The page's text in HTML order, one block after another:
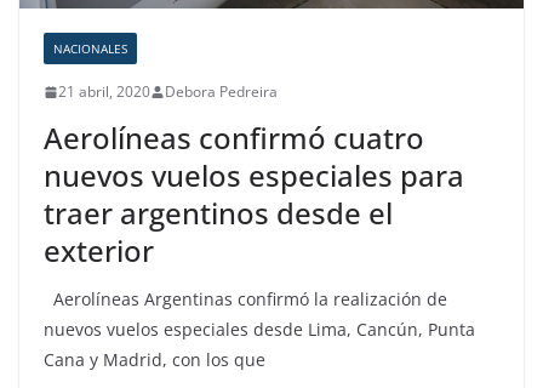
NACIONALES
21 abril, 2020 Debora Pedreira
Aerolíneas confirmó cuatro
nuevos vuelos especiales para
traer argentinos desde el
exterior
Aerolíneas Argentinas confirmó la realización de
nuevos vuelos especiales desde Lima, Cancún, Punta
Cana y Madrid, con los que